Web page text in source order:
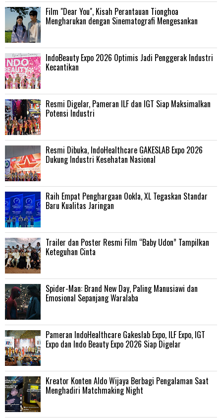
Film "Dear You", Kisah Perantauan Tionghoa
Mengharukan dengan Sinematografi Mengesankan
IndoBeauty Expo 2026 Optimis Jadi Penggerak Industri
Kecantikan
Resmi Digelar, Pameran ILF dan IGT Siap Maksimalkan
Potensi Industri
Resmi Dibuka, IndoHealthcare GAKESLAB Expo 2026
Dukung Industri Kesehatan Nasional
Raih Empat Penghargaan Ookla, XL Tegaskan Standar
Baru Kualitas Jaringan
Trailer dan Poster Resmi Film “Baby Udon” Tampilkan
Keteguhan Cinta
‎Spider-Man: Brand New Day, Paling Manusiawi dan
Emosional Sepanjang Waralaba
Pameran IndoHealthcare Gakeslab Expo, ILF Expo, IGT
Expo dan Indo Beauty Expo 2026 Siap Digelar
Kreator Konten Aldo Wijaya Berbagi Pengalaman Saat
Menghadiri Matchmaking Night